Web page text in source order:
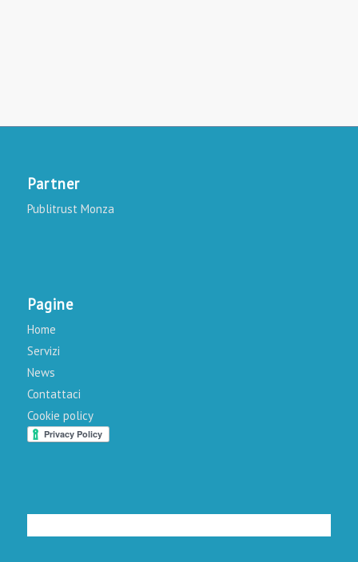
Partner
Publitrust Monza
Pagine
Home
Servizi
News
Contattaci
Cookie policy